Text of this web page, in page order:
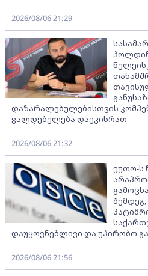
2026/08/06 21:29
დაზარალებულებისთვის
ვალდებულება დაეკისრათ
2026/08/06 21:32
ეუთო-ს
დაუყოვნებლივი და უპირობო
2026/08/06 21:56